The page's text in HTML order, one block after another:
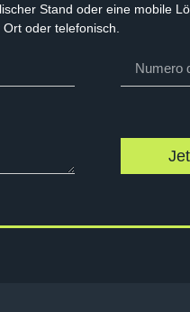
Stand oder eine mobile
oder telefonisch.